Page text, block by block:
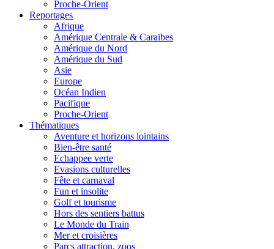
Proche-Orient
Reportages
Afrique
Amérique Centrale & Caraïbes
Amérique du Nord
Amérique du Sud
Asie
Europe
Océan Indien
Pacifique
Proche-Orient
Thématiques
Aventure et horizons lointains
Bien-être santé
Echappee verte
Evasions culturelles
Fête et carnaval
Fun et insolite
Golf et tourisme
Hors des sentiers battus
Le Monde du Train
Mer et croisières
Parcs attraction, zoos